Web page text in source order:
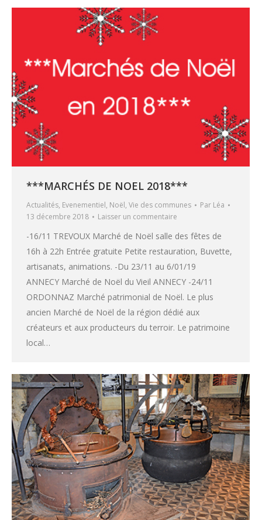
***MARCHÉS DE NOEL 2018***
Actualités, Evenementiel, Noël, Vie des communes Par Léa
13 décembre 2018
Laisser un commentaire
-16/11 TREVOUX Marché de Noël salle des fêtes de
16h à 22h Entrée gratuite Petite restauration, Buvette,
artisanats, animations. -Du 23/11 au 6/01/19
ANNECY Marché de Noël du Vieil ANNECY -24/11
ORDONNAZ Marché patrimonial de Noël. Le plus
ancien Marché de Noël de la région dédié aux
créateurs et aux producteurs du terroir. Le patrimoine
local…